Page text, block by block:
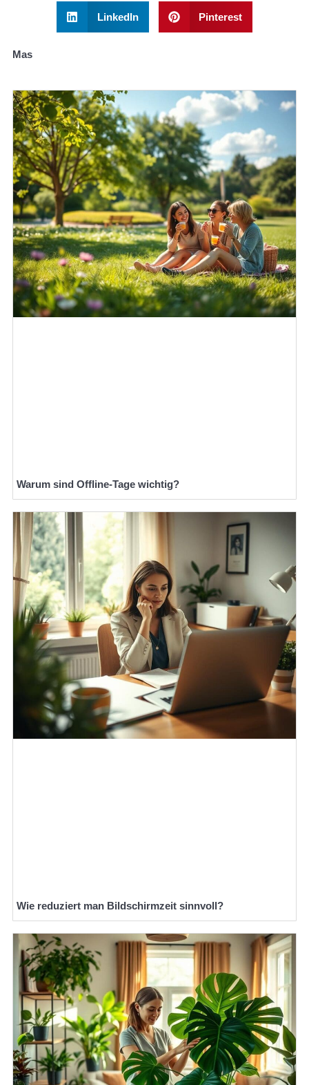
LinkedIn Pinterest
Mas
Warum sind Offline-Tage wichtig?
Wie reduziert man Bildschirmzeit sinnvoll?